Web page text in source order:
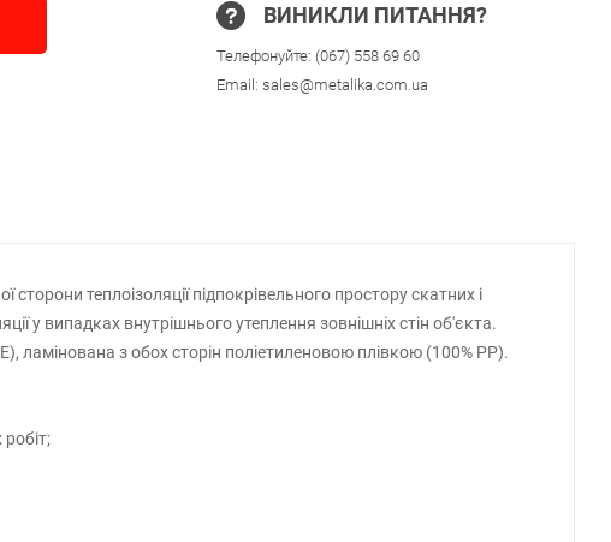
ВИНИКЛИ ПИТАННЯ?
Телефонуйте: (067) 558 69 60
Email: sales@metalika.com.ua
теплоізоляції підпокрівельного простору скатних і
у випадках внутрішнього утеплення зовнішніх стін об'єкта.
ламінована з обох сторін поліетиленовою плівкою (100% РР).